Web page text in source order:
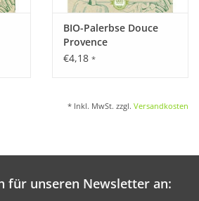
BIO-Palerbse Douce
Provence
€4,18 *
* Inkl. MwSt. zzgl. Versandkosten
für unseren Newsletter an: